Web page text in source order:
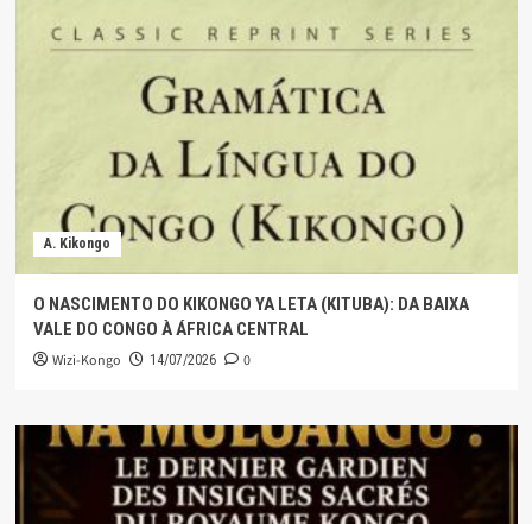
A. Kikongo
O NASCIMENTO DO KIKONGO YA LETA (KITUBA): DA BAIXA
VALE DO CONGO À ÁFRICA CENTRAL
Wizi-Kongo 14/07/2026 0